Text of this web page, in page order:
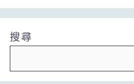
搜尋